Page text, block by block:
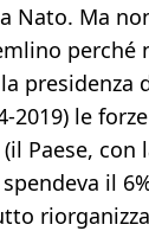
Nato. Ma
perché
presidenza
2019) le
Paese, con
il